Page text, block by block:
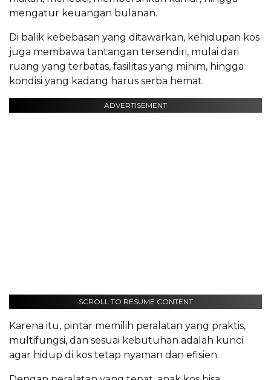
mengatur keuangan bulanan.
Di balik kebebasan yang ditawarkan, kehidupan kos
juga membawa tantangan tersendiri, mulai dari
ruang yang terbatas, fasilitas yang minim, hingga
kondisi yang kadang harus serba hemat.
ADVERTISEMENT
SCROLL TO RESUME CONTENT
Karena itu, pintar memilih peralatan yang praktis,
multifungsi, dan sesuai kebutuhan adalah kunci
agar hidup di kos tetap nyaman dan efisien.